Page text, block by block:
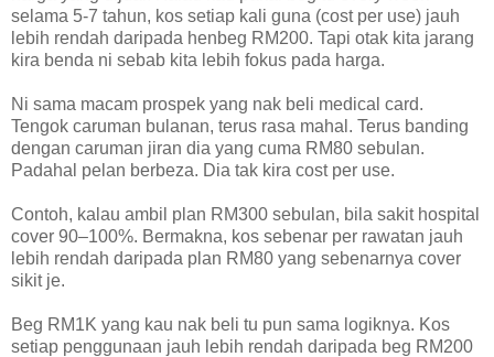
selama 5-7 tahun, kos setiap kali guna (cost per use) jauh
lebih rendah daripada henbeg RM200. Tapi otak kita jarang
kira benda ni sebab kita lebih fokus pada harga.
Ni sama macam prospek yang nak beli medical card.
Tengok caruman bulanan, terus rasa mahal. Terus banding
dengan caruman jiran dia yang cuma RM80 sebulan.
Padahal pelan berbeza. Dia tak kira cost per use.
Contoh, kalau ambil plan RM300 sebulan, bila sakit hospital
cover 90–100%. Bermakna, kos sebenar per rawatan jauh
lebih rendah daripada plan RM80 yang sebenarnya cover
sikit je.
Beg RM1K yang kau nak beli tu pun sama logiknya. Kos
setiap penggunaan jauh lebih rendah daripada beg RM200